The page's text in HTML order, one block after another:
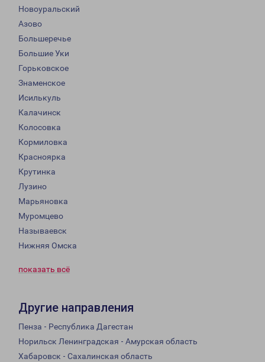
Новоуральский
Азово
Большеречье
Большие Уки
Горьковское
Знаменское
Исилькуль
Калачинск
Колосовка
Кормиловка
Красноярка
Крутинка
Лузино
Марьяновка
Муромцево
Называевск
Нижняя Омска
показать всё
Другие направления
Пенза - Республика Дагестан
Норильск Ленинградская - Амурская область
Хабаровск - Сахалинская область